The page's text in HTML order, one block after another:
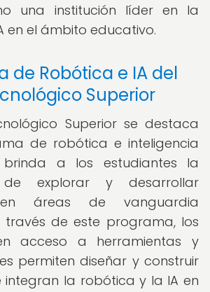
una institución líder en la
en el ámbito educativo.
de Robótica e IA del
Superior
Superior se destaca
de robótica e inteligencia
a los estudiantes la
de explorar y desarrollar
en áreas de vanguardia
través de este programa, los
acceso a herramientas y
permiten diseñar y construir
integran la robótica y la IA en